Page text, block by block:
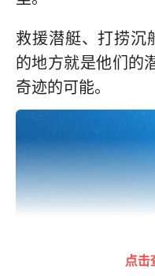
救援潜艇、打捞
的地方就是他们的
奇迹的可能。
点击